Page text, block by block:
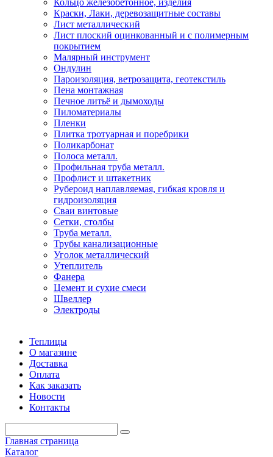
Кольцо железобетонное, изделия
Краски, Лаки, деревозащитные составы
Лист металлический
Лист плоский оцинкованный и с полимерным
покрытием
Малярный инструмент
Ондулин
Пароизоляция, ветрозащита, геотекстиль
Пена монтажная
Печное литьё и дымоходы
Пиломатериалы
Пленки
Плитка тротуарная и поребрики
Поликарбонат
Полоса металл.
Профильная труба металл.
Профлист и штакетник
Рубероид наплавляемая, гибкая кровля и
гидроизоляция
Сваи винтовые
Сетки, столбы
Труба металл.
Трубы канализационные
Уголок металлический
Утеплитель
Фанера
Цемент и сухие смеси
Швеллер
Электроды
Теплицы
О магазине
Доставка
Оплата
Как заказать
Новости
Контакты
Главная страница
Каталог